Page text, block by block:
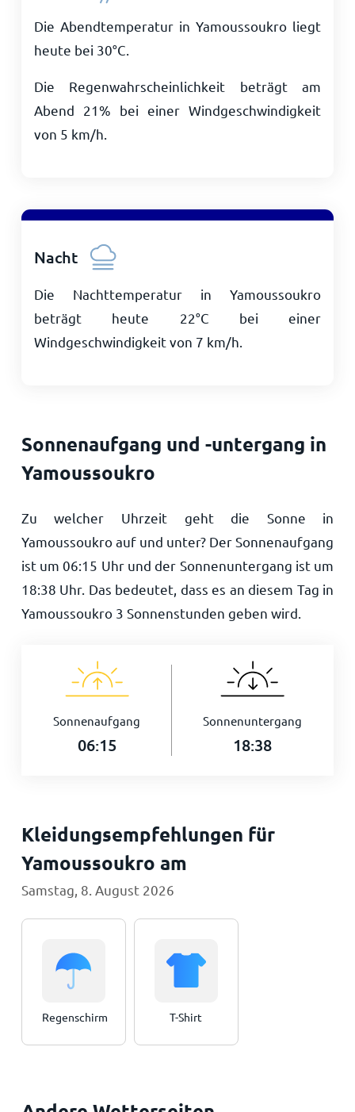
Die Abendtemperatur in Yamoussoukro liegt
heute bei 30°C
Die Regenwahrscheinlichkeit beträgt am
Abend 21% bei einer Windgeschwindigkeit
von 5 km/h
Nacht
Die Nachttemperatur in Yamoussoukro
beträgt heute 22°C bei einer
Windgeschwindigkeit von 7 km/h
Sonnenaufgang und -untergang in
Yamoussoukro
Zu welcher Uhrzeit geht die Sonne in
Yamoussoukro auf und unter? Der Sonnenaufgang
ist um06:15 Uhr und der Sonnenuntergang ist um
18:38 Uhr. Das bedeutet, dass es an diesem Tag in
Yamoussoukro 3 Sonnenstunden geben wird.
Sonnenaufgang
06:15
Sonnenuntergang
18:38
Kleidungsempfehlungen für
Yamoussoukro am
Samstag, 8. August 2026
Regenschirm T-Shirt